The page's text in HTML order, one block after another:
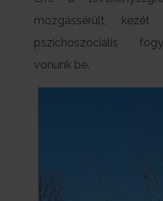
mozgássérült,
pszichoszociális
vonunk be.